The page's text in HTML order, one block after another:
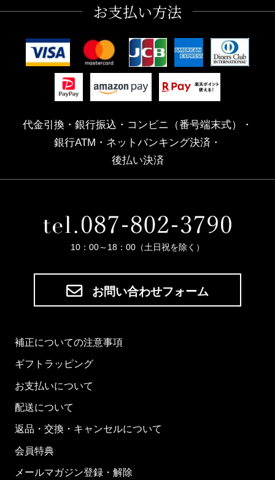
お支払い方法
代金引換・銀行振込・コンビニ（番号端末式）・
銀行ATM・ネットバンキング決済・
後払い決済
10：00～18：00（土日祝を除く）
お問い合わせフォーム
補正についての注意事項
ギフトラッピング
お支払いについて
配送について
返品・交換・キャンセルについて
会員特典
メールマガジン登録・解除